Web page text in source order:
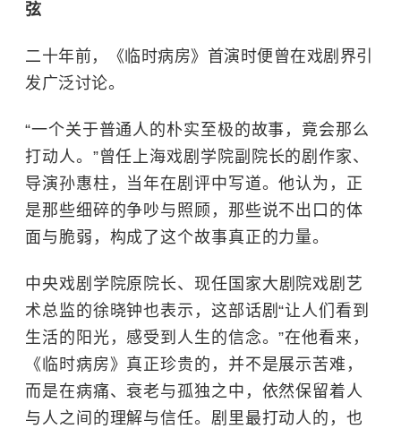
弦
二十年前，《临时病房》首演时便曾在戏剧界引
发广泛讨论。
“一个关于普通人的朴实至极的故事，竟会那么
打动人。”曾任上海戏剧学院副院长的剧作家、
导演孙惠柱，当年在剧评中写道。他认为，正
是那些细碎的争吵与照顾，那些说不出口的体
面与脆弱，构成了这个故事真正的力量。
中央戏剧学院原院长、现任国家大剧院戏剧艺
术总监的徐晓钟也表示，这部话剧“让人们看到
生活的阳光，感受到人生的信念。”在他看来，
《临时病房》真正珍贵的，并不是展示苦难，
而是在病痛、衰老与孤独之中，依然保留着人
与人之间的理解与信任。剧里最打动人的，也